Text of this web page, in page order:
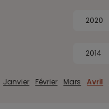
2020
2014
Janvier Février Mars Avril